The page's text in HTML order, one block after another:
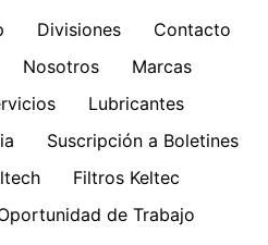
Divisiones
Contacto
Nosotros
Marcas
Lubricantes
Suscripción a Boletines
Filtros Keltec
de Trabajo